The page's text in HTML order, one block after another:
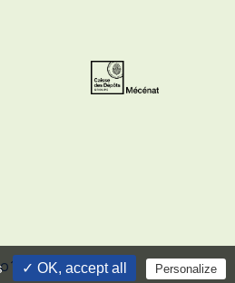
✓ OK, accept all Personalize